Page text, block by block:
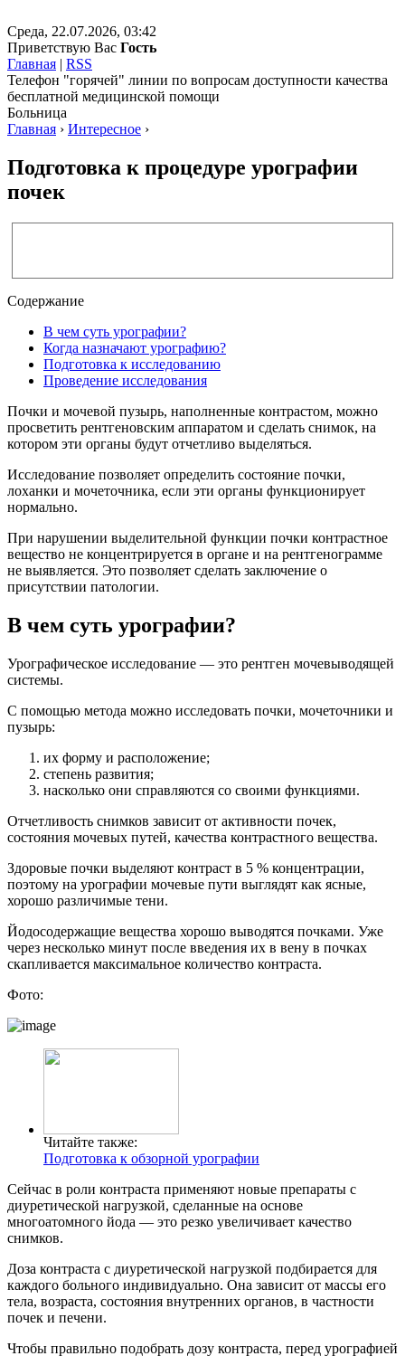
Среда, 22.07.2026, 03:42
Приветствую Вас Гость
Главная | RSS
Телефон "горячей" линии по вопросам доступности качества
бесплатной медицинской помощи
Больница
Главная › Интересное ›
Подготовка к процедуре урографии
почек
Содержание
В чем суть урографии?
Когда назначают урографию?
Подготовка к исследованию
Проведение исследования
Почки и мочевой пузырь, наполненные контрастом, можно
просветить рентгеновским аппаратом и сделать снимок, на
котором эти органы будут отчетливо выделяться.
Исследование позволяет определить состояние почки,
лоханки и мочеточника, если эти органы функционирует
нормально.
При нарушении выделительной функции почки контрастное
вещество не концентрируется в органе и на рентгенограмме
не выявляется. Это позволяет сделать заключение о
присутствии патологии.
В чем суть урографии?
Урографическое исследование — это рентген мочевыводящей
системы.
С помощью метода можно исследовать почки, мочеточники и
пузырь:
их форму и расположение;
степень развития;
насколько они справляются со своими функциями.
Отчетливость снимков зависит от активности почек,
состояния мочевых путей, качества контрастного вещества.
Здоровые почки выделяют контраст в 5 % концентрации,
поэтому на урографии мочевые пути выглядят как ясные,
хорошо различимые тени.
Йодосодержащие вещества хорошо выводятся почками. Уже
через несколько минут после введения их в вену в почках
скапливается максимальное количество контраста.
Фото:
Читайте также:
Подготовка к обзорной урографии
Сейчас в роли контраста применяют новые препараты с
диуретической нагрузкой, сделанные на основе
многоатомного йода — это резко увеличивает качество
снимков.
Доза контраста с диуретической нагрузкой подбирается для
каждого больного индивидуально. Она зависит от массы его
тела, возраста, состояния внутренних органов, в частности
почек и печени.
Чтобы правильно подобрать дозу контраста, перед урографией